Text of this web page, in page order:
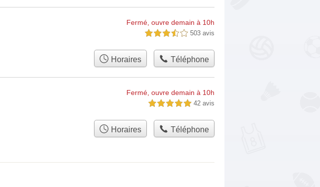
Fermé, ouvre demain à 10h
3,5 étoiles sur 5 503 avis
Horaires Téléphone
Fermé, ouvre demain à 10h
5,0 étoiles sur 5 42 avis
Horaires Téléphone